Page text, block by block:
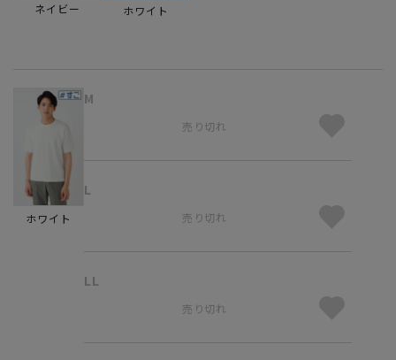
ネイビー ホワイト
ホワイト
M
売り切れ
L
売り切れ
LL
売り切れ